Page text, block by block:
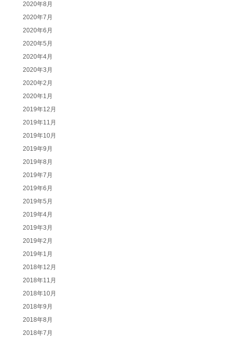
2020年8月
2020年7月
2020年6月
2020年5月
2020年4月
2020年3月
2020年2月
2020年1月
2019年12月
2019年11月
2019年10月
2019年9月
2019年8月
2019年7月
2019年6月
2019年5月
2019年4月
2019年3月
2019年2月
2019年1月
2018年12月
2018年11月
2018年10月
2018年9月
2018年8月
2018年7月